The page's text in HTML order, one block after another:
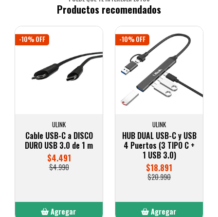
Productos recomendados
-10% OFF
ULINK
Cable USB-C a DISCO
DURO USB 3.0 de 1 m
$4.491
$4.990
Agregar
-10% OFF
ULINK
HUB DUAL USB-C y USB
4 Puertos (3 TIPO C +
1 USB 3.0)
$18.891
$20.990
Agregar